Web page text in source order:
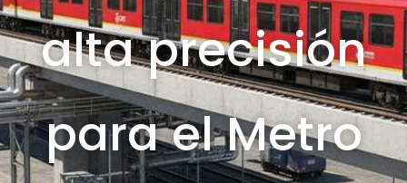
alta precisión
para el Metro